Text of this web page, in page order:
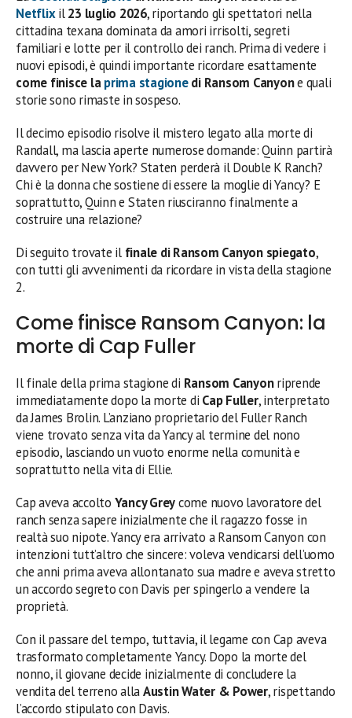
Netflixil23 luglio 2026, riportando gli spettatori nella
cittadina texana dominata da amori irrisolti, segreti
familiari e lotte per il controllo dei ranch. Prima di vedere i
nuovi episodi, è quindi importante ricordare esattamente
come finisce laprima stagionedi Ransom Canyone quali
storie sono rimaste in sospeso.
Il decimo episodio risolve il mistero legato alla morte di
Randall, ma lascia aperte numerose domande: Quinn partirà
davvero per New York? Staten perderà il Double K Ranch?
Chi è la donna che sostiene di essere la moglie di Yancy? E
soprattutto, Quinn e Staten riusciranno finalmente a
costruire una relazione?
Di seguito trovate il finale di Ransom Canyon spiegato,
con tutti gli avvenimenti da ricordare in vista della stagione
2.
Come finisce Ransom Canyon: la
morte di Cap Fuller
Il finale della prima stagione di Ransom Canyonriprende
immediatamente dopo la morte di Cap Fuller, interpretato
da James Brolin. L’anziano proprietario del Fuller Ranch
viene trovato senza vita da Yancy al termine del nono
episodio, lasciando un vuoto enorme nella comunità e
soprattutto nella vita di Ellie.
Cap aveva accolto Yancy Greycome nuovo lavoratore del
ranch senza sapere inizialmente che il ragazzo fosse in
realtà suo nipote. Yancy era arrivato a Ransom Canyon con
intenzioni tutt’altro che sincere: voleva vendicarsi dell’uomo
che anni prima aveva allontanato sua madre e aveva stretto
un accordo segreto con Davis per spingerlo a vendere la
proprietà.
Con il passare del tempo, tuttavia, il legame con Cap aveva
trasformato completamente Yancy. Dopo la morte del
nonno, il giovane decide inizialmente di concludere la
vendita del terreno allaAustin Water & Power, rispettando
l’accordo stipulato con Davis.